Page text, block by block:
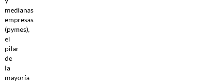
medianas
empresas
(pymes),
el
pilar
de
la
mayoría